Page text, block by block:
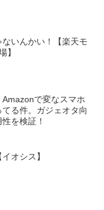
いんかい！【楽天モ
】
Amazonで変なスマホ
る件。ガジェオタ向
を検証！
オシス】